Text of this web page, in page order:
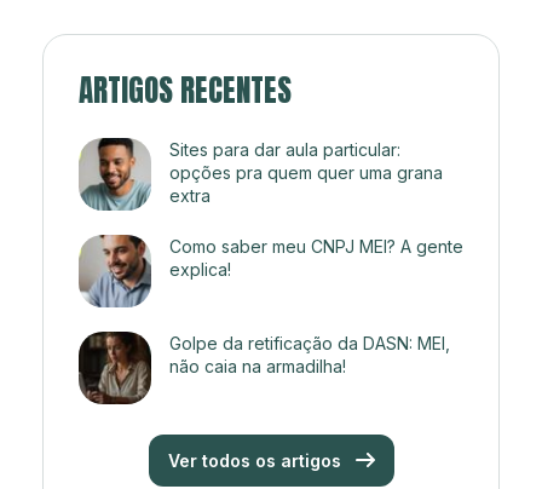
ARTIGOS RECENTES
Sites para dar aula particular:
opções pra quem quer uma grana
extra
Como saber meu CNPJ MEI? A gente
explica!
Golpe da retificação da DASN: MEI,
não caia na armadilha!
Ver todos os artigos